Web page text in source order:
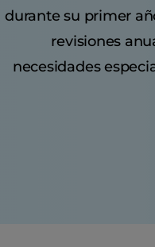
durante su primer
revisiones
necesidades